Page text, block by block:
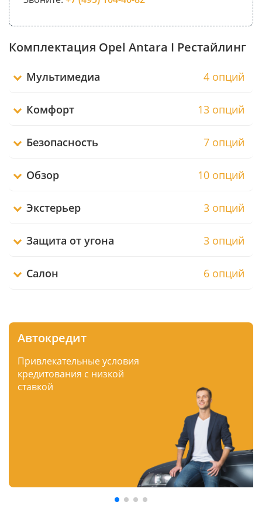
Комплектация Opel Antara I Рестайлинг
Мультимедиа 4 опций
Комфорт 13 опций
Безопасность 7 опций
Обзор 10 опций
Экстерьер 3 опций
Защита от угона 3 опций
Салон 6 опций
Автокредит
Привлекательные условия
кредитования с низкой
ставкой